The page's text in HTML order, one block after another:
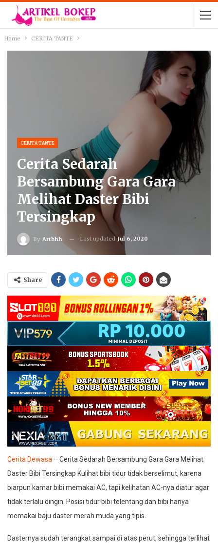
Home CERITA TANTE
CERITA TANTE
Cerita Sedarah
Bersambung Gara Gara
Melihat Daster Bibi
Tersingkap
By Artbhh Last updatedJul 6, 2020
Share
Cerita Dewasa – Cerita Sedarah Bersambung Gara Gara Melihat
Daster Bibi Tersingkap Kulihat bibi tidur tidak berselimut, karena
biarpun kamar bibi memakai AC, tapi kelihatan AC-nya diatur agar
tidak terlalu dingin. Posisi tidur bibi telentang dan bibi hanya
memakai baju daster merah muda yang tipis.
Dasternya sudah terangkat sampai di atas perut, sehingga terlihat